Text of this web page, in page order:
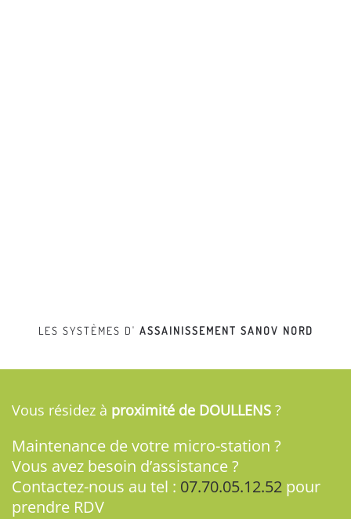
LES SYSTÈMES D' ASSAINISSEMENT SANOV NORD
Vous résidez à proximité de DOULLENS ?
Maintenance de votre micro-station ?
Vous avez besoin d’assistance ?
Contactez-nous au tel : 07.70.05.12.52 pour
prendre RDV